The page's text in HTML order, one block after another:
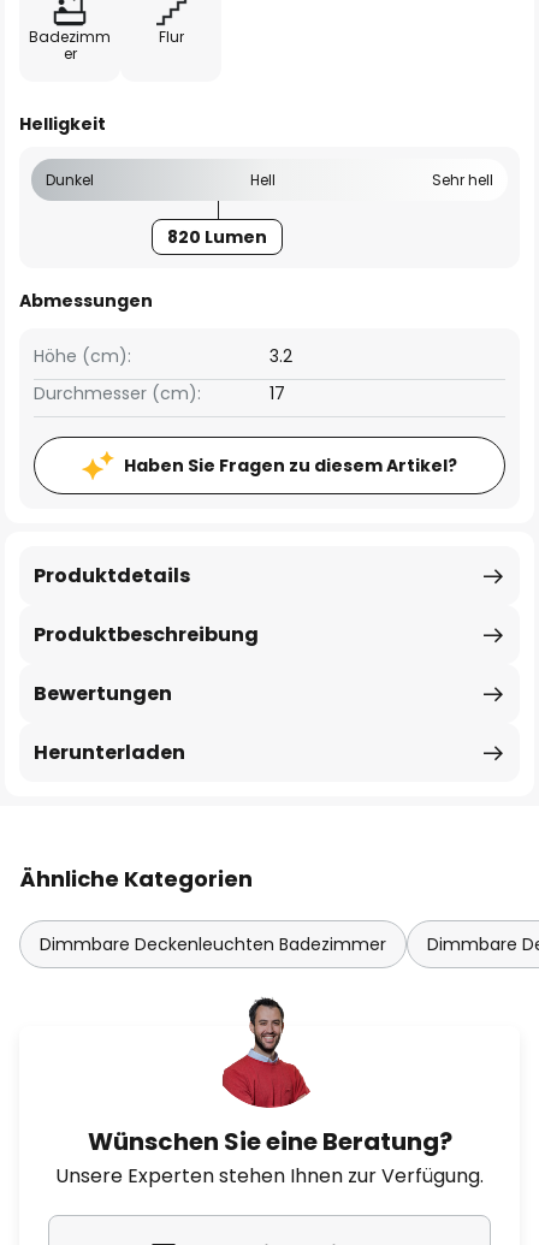
Badezimm
er
Flur
Helligkeit
Dunkel Hell Sehr hell
820 Lumen
Abmessungen
Höhe (cm):
3.2
Durchmesser (cm):
17
Haben Sie Fragen zu diesem Artikel?
Produktbeschreibung
Produktdetails
Bewertungen
Herunterladen
Ähnliche Kategorien
Dimmbare Deckenleuchten Badezimmer Dimmbare
Wünschen Sie eine Beratung?
Unsere Experten stehen Ihnen zur Verfügung.